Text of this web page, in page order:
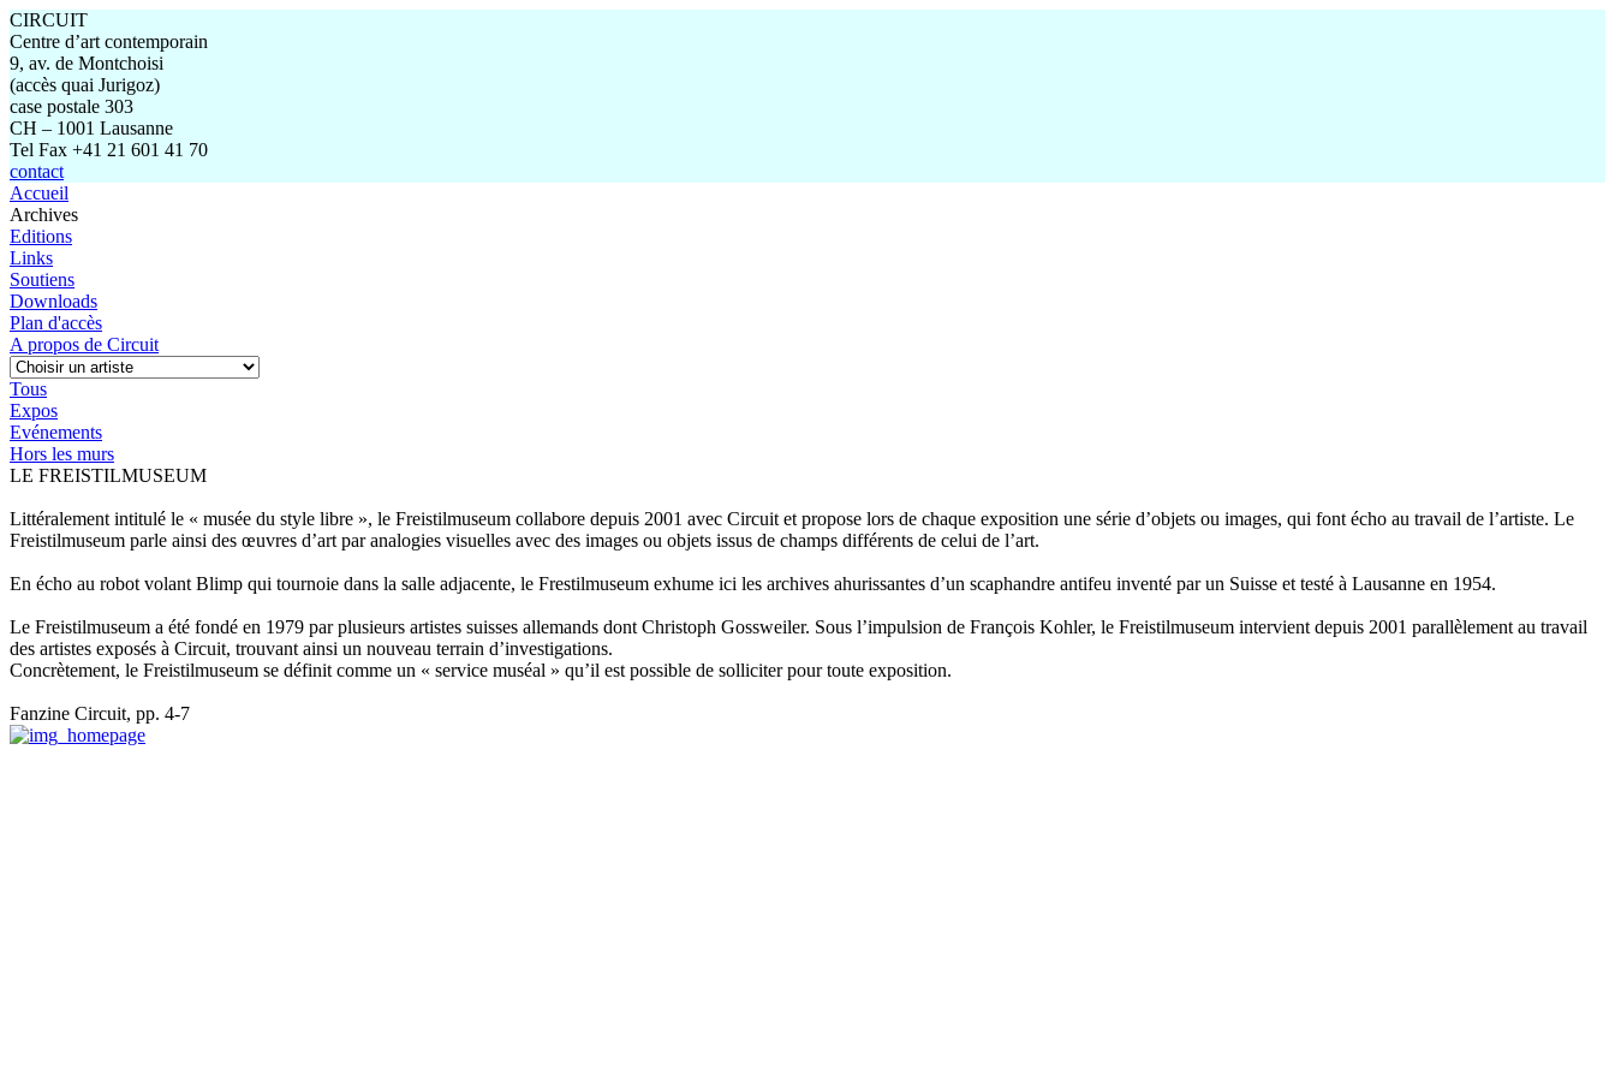
CIRCUIT
Centre d’art contemporain
9, av. de Montchoisi
(accès quai Jurigoz)
case postale 303
CH – 1001 Lausanne
Tel Fax +41 21 601 41 70
contact
Accueil
Archives
Editions
Links
Soutiens
Downloads
Plan d'accès
A propos de Circuit
Tous
Expos
Evénements
Hors les murs
LE FREISTILMUSEUM
Littéralement intitulé le « musée du style libre », le Freistilmuseum collabore depuis 2001 avec Circuit et propose lors de chaque exposition une série d’objets ou images, qui font écho au travail de l’artiste. Le
Freistilmuseum parle ainsi des œuvres d’art par analogies visuelles avec des images ou objets issus de champs différents de celui de l’art.
En écho au robot volant Blimp qui tournoie dans la salle adjacente, le Frestilmuseum exhume ici les archives ahurissantes d’un scaphandre antifeu inventé par un Suisse et testé à Lausanne en 1954.
Le Freistilmuseum a été fondé en 1979 par plusieurs artistes suisses allemands dont Christoph Gossweiler. Sous l’impulsion de François Kohler, le Freistilmuseum intervient depuis 2001 parallèlement au travail
des artistes exposés à Circuit, trouvant ainsi un nouveau terrain d’investigations.
Concrètement, le Freistilmuseum se définit comme un « service muséal » qu’il est possible de solliciter pour toute exposition.
Fanzine Circuit, pp. 4-7